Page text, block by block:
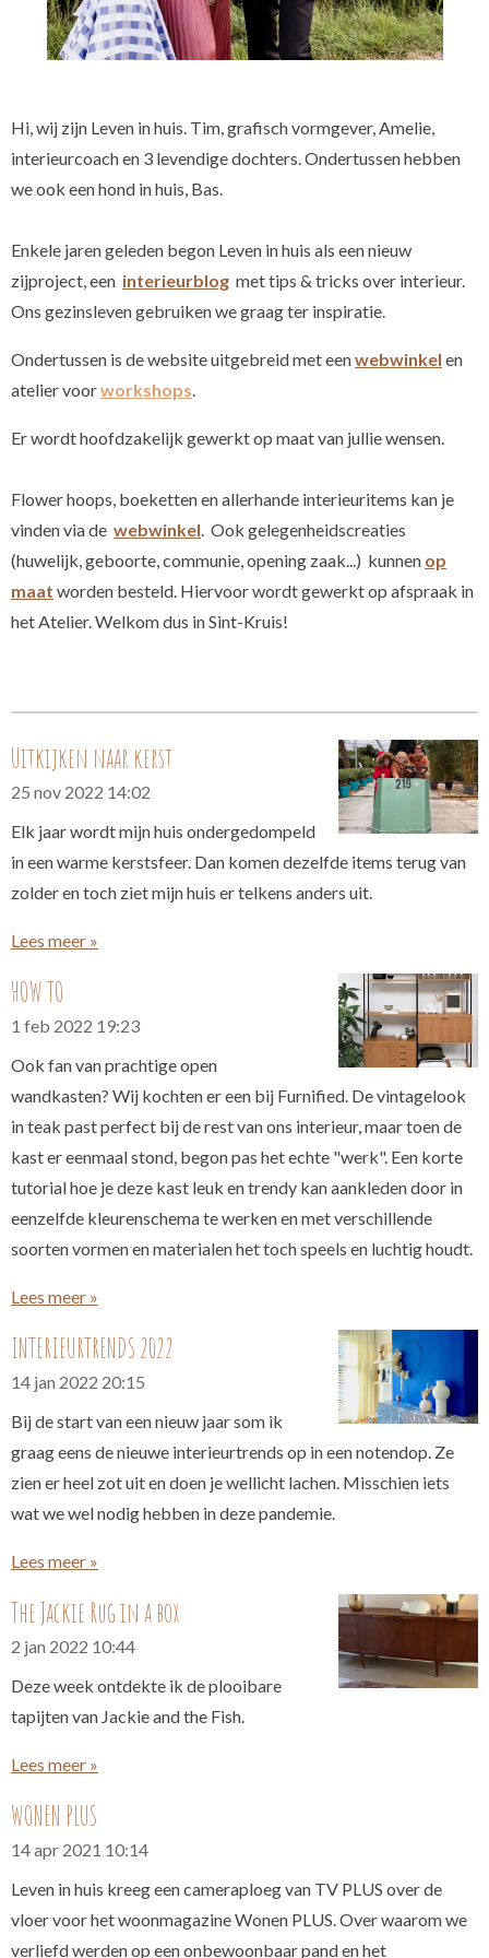
Hi, wij zijn Leven in huis. Tim, grafisch vormgever, Amelie,
interieurcoach en 3 levendige dochters. Ondertussen hebben
we ook een hond in huis, Bas.
Enkele jaren geleden begon Leven in huis als een nieuw
zijproject,een interieurblog met tips & tricks over interieur.
Ons gezinsleven gebruiken we graag ter inspiratie.
Ondertussen is de website uitgebreid met eenwebwinkel en
atelier voorworkshops.
Er wordt hoofdzakelijk gewerkt op maat van jullie wensen.
Flower hoops, boeketten en allerhande interieuritems kan je
vinden via de webwinkel. Ook gelegenheidscreaties
(huwelijk, geboorte, communie, opening zaak...) kunnen op
maat worden besteld. Hiervoor wordt gewerkt op afspraak in
het Atelier. Welkom dus in Sint-Kruis!
Uitkijken naar kerst
25 nov 2022 14:02
Elk jaar wordt mijn huis ondergedompeld
in een warme kerstsfeer. Dan komen dezelfde items terug van
zolder en toch ziet mijn huis er telkens anders uit.
Lees meer »
HOW TO
1 feb 2022 19:23
Ook fan van prachtige open
wandkasten? Wij kochten er een bij Furnified. De vintagelook
in teak past perfect bij de rest van ons interieur, maar toen de
kast er eenmaal stond, begon pas het echte "werk". Een korte
tutorial hoe je deze kast leuk en trendy kan aankleden door in
eenzelfde kleurenschema te werken en met verschillende
soorten vormen en materialen het toch speels en luchtig houdt.
Lees meer »
INTERIEURTRENDS 2022
14 jan 2022 20:15
Bij de start van een nieuw jaar som ik
graag eens de nieuwe interieurtrends op in een notendop. Ze
zien er heel zot uit en doen je wellicht lachen. Misschien iets
wat we wel nodig hebben in deze pandemie.
Lees meer »
The Jackie Rug in a box
2 jan 2022 10:44
Deze week ontdekte ik de plooibare
tapijten van Jackie and the Fish.
Lees meer »
WONEN PLUS
14 apr 2021 10:14
Leven in huis kreeg een cameraploeg van TV PLUS over de
vloer voor het woonmagazine Wonen PLUS. Over waarom we
verliefd werden op een onbewoonbaar pand en het